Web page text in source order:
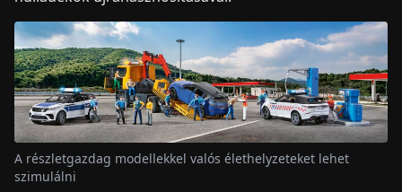
A részletgazdag modellekkel valós élethelyzeteket lehet
szimulálni